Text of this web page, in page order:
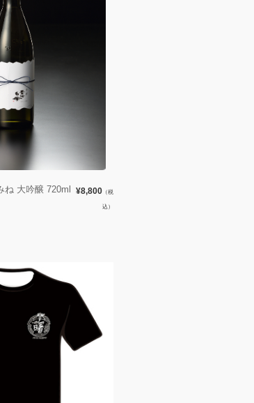
ね 大吟醸 720ml ¥8,800 （税
込）